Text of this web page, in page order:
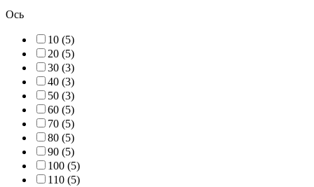
Ось
10 (5)
20 (5)
30 (3)
40 (3)
50 (3)
60 (5)
70 (5)
80 (5)
90 (5)
100 (5)
110 (5)